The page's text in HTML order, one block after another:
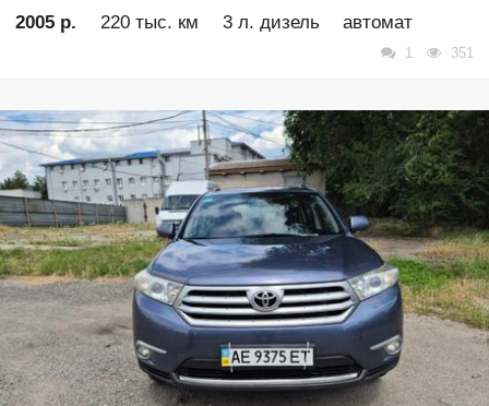
2005 р.
220 тыс. км 3 л. дизель автомат
1 351